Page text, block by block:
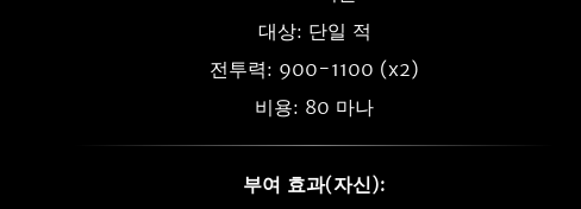
대상: 단일 적
전투력: 900-1100 (x2)
비용: 80 마나
부여 효과(자신):